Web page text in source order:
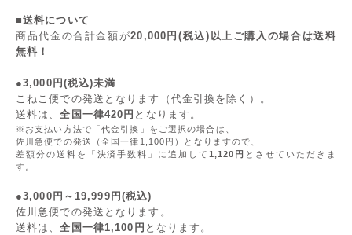
■送料について
商品代金の合計金額が20,000円(税込)以上ご購入の場合は送料
無料！
●3,000円(税込)未満
こねこ便での発送となります（代金引換を除く）。
送料は、全国一律420円 となります。
※お支払い方法で「代金引換」をご選択の場合は、
佐川急便での発送（全国一律1,100円）となりますので、
差額分の送料を「決済手数料」に追加して 1,120円 とさせていただきま
す。
●3,000円～19,999円(税込)
佐川急便での発送となります。
送料は、全国一律1,100円 となります。